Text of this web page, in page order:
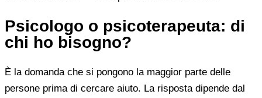
Psicologo o psicoterapeuta: di
chi ho bisogno?
È la domanda che si pongono la maggior parte delle
persone prima di cercare aiuto. La risposta dipende dal